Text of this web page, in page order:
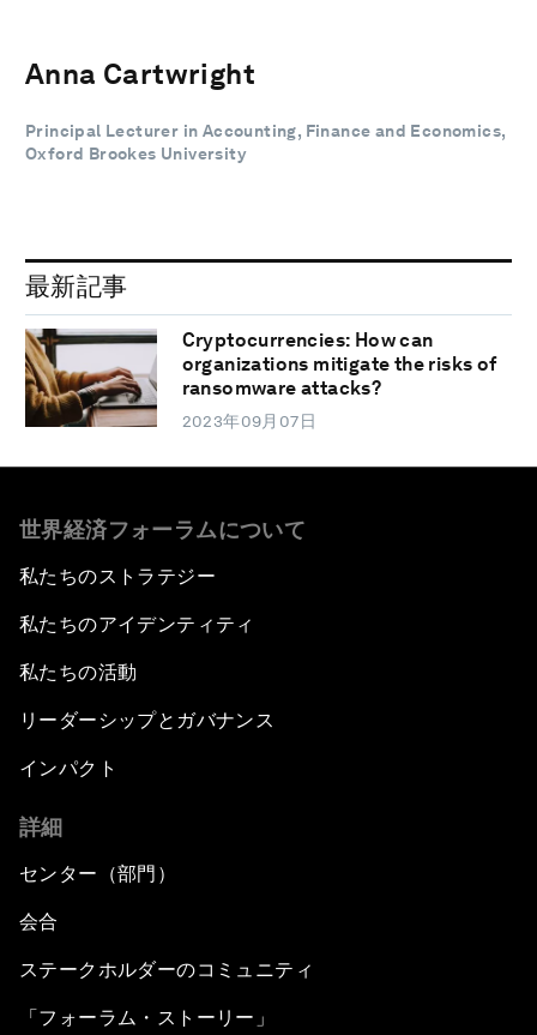
Anna Cartwright
Principal Lecturer in Accounting, Finance and Economics,
Oxford Brookes University
最新記事
Cryptocurrencies: How can
organizations mitigate the risks of
ransomware attacks?
2023年09月07日
世界経済フォーラムについて
私たちのストラテジー
私たちのアイデンティティ
私たちの活動
リーダーシップとガバナンス
インパクト
詳細
センター（部門）
会合
ステークホルダーのコミュニティ
「フォーラム・ストーリー」